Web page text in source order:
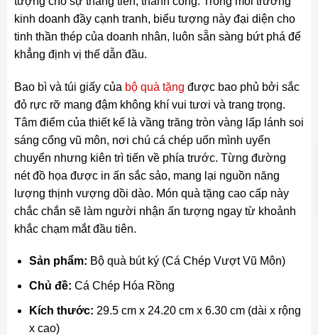
kinh doanh đầy cạnh tranh, biểu tượng này đại diện cho
tinh thần thép của doanh nhân, luôn sẵn sàng bứt phá để
khẳng định vị thế dẫn đầu.
Bao bì và túi giấy của bộ quà tặng được bao phủ bởi sắc
đỏ rực rỡ mang đậm không khí vui tươi và trang trọng.
Tâm điểm của thiết kế là vầng trăng tròn vàng lấp lánh soi
sáng cổng vũ môn, nơi chú cá chép uốn mình uyển
chuyển nhưng kiên trì tiến về phía trước. Từng đường
nét đồ họa được in ấn sắc sảo, mang lại nguồn năng
lượng thịnh vượng dồi dào. Món quà tặng cao cấp này
chắc chắn sẽ làm người nhận ấn tượng ngay từ khoảnh
khắc chạm mắt đầu tiên.
Sản phẩm: Bộ quà bút ký (Cá Chép Vượt Vũ Môn)
Chủ đề: Cá Chép Hóa Rồng
Kích thước: 29.5 cm x 24.20 cm x 6.30 cm (dài x rộng
x cao)